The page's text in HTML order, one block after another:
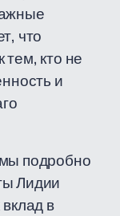
что
тем, кто не
и
подробно
Лидии
в